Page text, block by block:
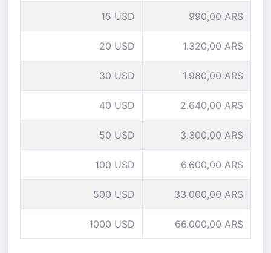
15 USD 990,00 ARS
20 USD 1.320,00 ARS
30 USD 1.980,00 ARS
40 USD 2.640,00 ARS
50 USD 3.300,00 ARS
100 USD 6.600,00 ARS
500 USD 33.000,00 ARS
1000 USD 66.000,00 ARS